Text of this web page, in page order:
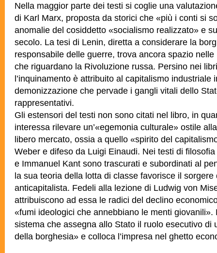
Nella maggior parte dei testi si coglie una
di Karl Marx, proposta da storici che «più i conti si
anomalie del cosiddetto «socialismo realizzato» e
secolo. La tesi di Lenin, diretta a considerare la
responsabile delle guerre, trova ancora spazio
che riguardano la Rivoluzione russa. Persino nei
l’inquinamento è attribuito al capitalismo industriale
demonizzazione che pervade i gangli vitali dello
rappresentativi.
Gli estensori del testi non sono citati nel libro, in
interessa rilevare un’«egemonia culturale» ostile
libero mercato, ossia a quello «spirito del
Weber e difeso da Luigi Einaudi. Nei testi di
e Immanuel Kant sono trascurati e subordinati al
la sua teoria della lotta di classe favorisce il sorgere
anticapitalista. Fedeli alla lezione di Ludwig von
attribuiscono ad essa le radici del declino
«fumi ideologici che annebbiano le menti giovanili».
sistema che assegna allo Stato il ruolo esecutivo di
della borghesia» e colloca l’impresa nel ghetto